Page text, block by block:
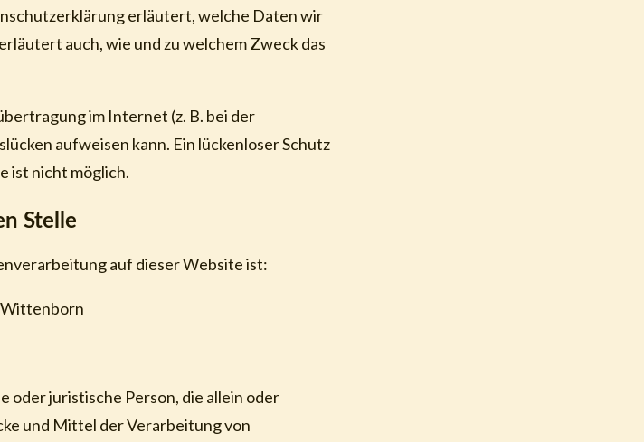
erläutert, welche Daten wir
auch, wie und zu welchem Zweck das
im Internet (z. B. bei der
aufweisen kann. Ein lückenloser Schutz
ist nicht möglich.
Stelle
auf dieser Website ist:
Wittenborn
juristische Person, die allein oder
und Mittel der Verarbeitung von